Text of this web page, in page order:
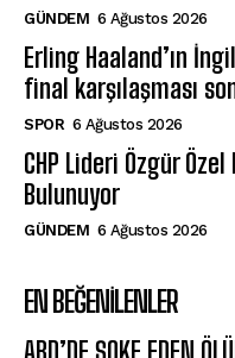
GÜNDEM 6 Ağustos 2026
Erling Haaland’ın
final karşılaşması
SPOR 6 Ağustos 2026
CHP Lideri Özgür
Bulunuyor
GÜNDEM 6 Ağustos 2026
EN BEĞENILENLER
ABD’DE ŞOKE EDEN